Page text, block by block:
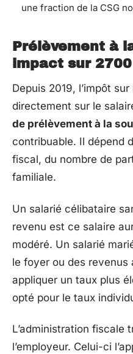
une fraction de la CSG
Prélèvement à
impact sur
Depuis 2019, l’impôt
directement sur le
de prélèvement à la
contribuable. Il dépend
fiscal, du nombre de
familiale.
Un salarié célibataire
revenu est ce salaire
modéré. Un salarié
le foyer ou des revenus
appliquer un taux plus
opté pour le taux
L’administration fiscale
l’employeur. Celui-ci